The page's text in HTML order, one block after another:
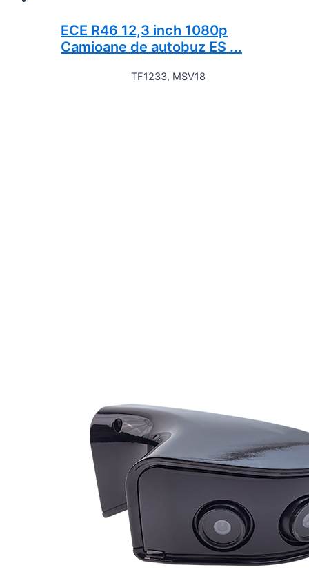
ECE R46 12,3 inch 1080p
Camioane de autobuz ES ...
TF1233, MSV18